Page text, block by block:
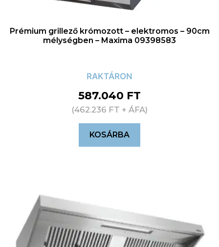
Prémium grillező krómozott – elektromos – 90cm
mélységben – Maxima 09398583
RAKTÁRON
587.040 FT
(462.236 FT + ÁFA)
KOSÁRBA